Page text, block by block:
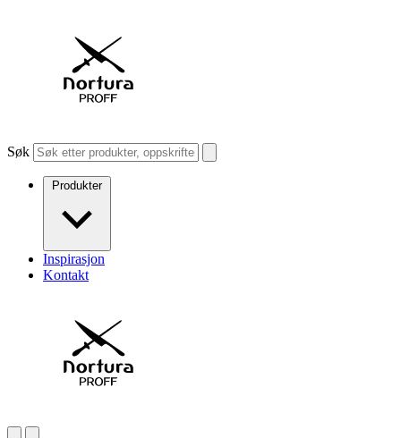
Søk
Produkter
Inspirasjon
Kontakt